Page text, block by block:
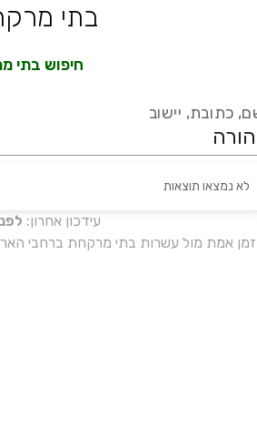
בתי
חיפוש בתי
כתובת, יישוב
עידכון אחרון: לפני 18
אמת מול עשרות בתי מרקחת ברחבי
לא נמצאו תוצאות